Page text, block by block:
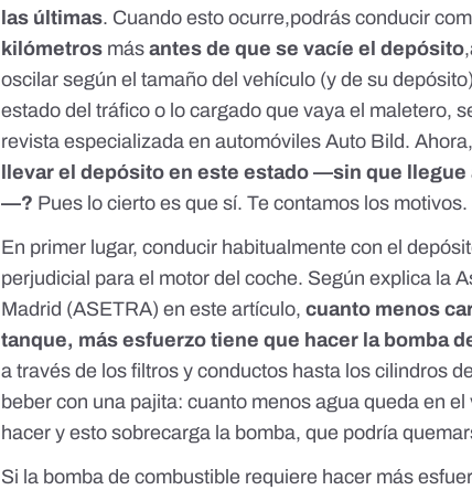
las últimas. Cuando esto ocurre,podrás conducir
kilómetros másantes de que se vacíe el depósito
oscilar según el tamaño del vehículo (y de su
estado del tráfico o lo cargado que vaya el maletero,
revista especializada en automóviles Auto Bild.
llevar el depósito en este estado —sin que
—? Pues lo cierto es que sí. Te contamos los motivos.
En primer lugar, conducir habitualmente con el
perjudicial para el motor del coche. Según explica la
Madrid (ASETRA) en este artículo,cuanto menos
tanque, más esfuerzo tiene que hacer la bomba
a través de los filtros y conductos hasta los cilindros
beber con una pajita: cuanto menos agua queda en
hacer y esto sobrecarga la bomba, que podría
Si la bomba de combustible requiere hacer más